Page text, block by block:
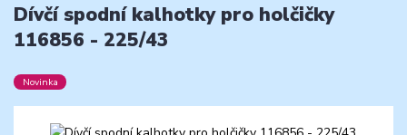
Dívčí spodní kalhotky pro holčičky
116856 - 225/43
Novinka